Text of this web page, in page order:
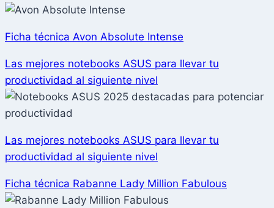
Ficha técnica Avon Absolute Intense
Las mejores notebooks ASUS para llevar tu
productividad al siguiente nivel
Las mejores notebooks ASUS para llevar tu
productividad al siguiente nivel
Ficha técnica Rabanne Lady Million Fabulous